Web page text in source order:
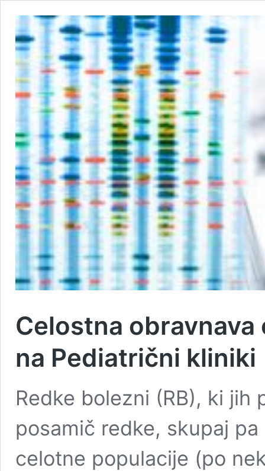
Celostna
na Pediatrični kliniki
Redke bolezni (RB), ki
posamič redke, skupaj
celotne populacije (po